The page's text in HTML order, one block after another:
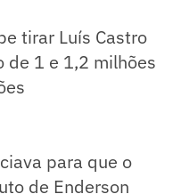
tirar Luís Castro
de 1 e 1,2 milhões
para que o
de Enderson